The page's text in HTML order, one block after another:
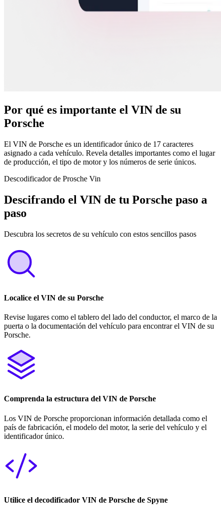
Por qué es importante el VIN de su
Porsche
El VIN de Porsche es un identificador único de 17 caracteres
asignado a cada vehículo. Revela detalles importantes como el lugar
de producción, el tipo de motor y los números de serie únicos.
Descodificador de Prosche Vin
Descifrando el VIN de tu Porsche paso a
paso
Descubra los secretos de su vehículo con estos sencillos pasos
Localice el VIN de su Porsche
Revise lugares como el tablero del lado del conductor, el marco de la
puerta o la documentación del vehículo para encontrar el VIN de su
Porsche.
Comprenda la estructura del VIN de Porsche
Los VIN de Porsche proporcionan información detallada como el
país de fabricación, el modelo del motor, la serie del vehículo y el
identificador único.
Utilice el decodificador VIN de Porsche de Spyne